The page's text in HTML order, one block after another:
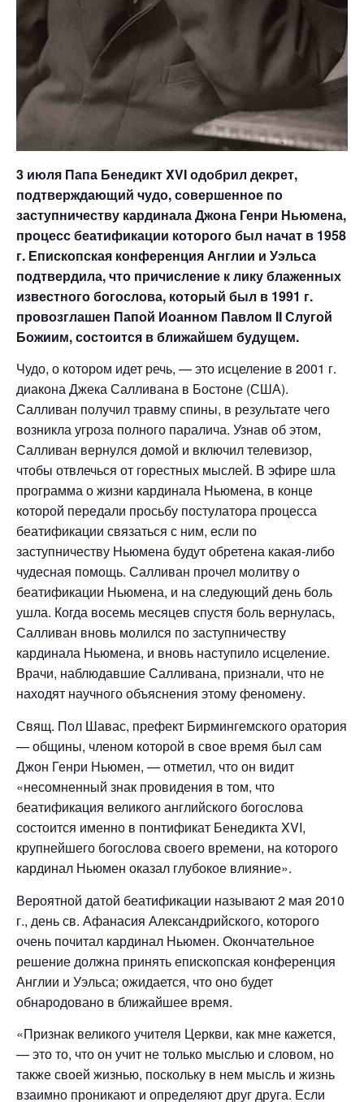
3 июля Папа Бенедикт XVI одобрил декрет,
подтверждающий чудо, совершенное по
заступничеству кардинала Джона Генри Ньюмена,
процесс беатификации которого был начат в 1958
г. Епископская конференция Англии и Уэльса
подтвердила, что причисление к лику блаженных
известного богослова, который был в 1991 г.
провозглашен Папой Иоанном Павлом II Слугой
Божиим, состоится в ближайшем будущем.
Чудо, о котором идет речь, — это исцеление в 2001 г.
диакона Джека Салливана в Бостоне (США).
Салливан получил травму спины, в результате чего
возникла угроза полного паралича. Узнав об этом,
Салливан вернулся домой и включил телевизор,
чтобы отвлечься от горестных мыслей. В эфире шла
программа о жизни кардинала Ньюмена, в конце
которой передали просьбу постулатора процесса
беатификации связаться с ним, если по
заступничеству Ньюмена будут обретена какая-либо
чудесная помощь. Салливан прочел молитву о
беатификации Ньюмена, и на следующий день боль
ушла. Когда восемь месяцев спустя боль вернулась,
Салливан вновь молился по заступничеству
кардинала Ньюмена, и вновь наступило исцеление.
Врачи, наблюдавшие Салливана, признали, что не
находят научного объяснения этому феномену.
Свящ. Пол Шавас, префект Бирмингемского оратория
— общины, членом которой в свое время был сам
Джон Генри Ньюмен, — отметил, что он видит
«несомненный знак провидения в том, что
беатификация великого английского богослова
состоится именно в понтификат Бенедикта XVI,
крупнейшего богослова своего времени, на которого
кардинал Ньюмен оказал глубокое влияние».
Вероятной датой беатификации называют 2 мая 2010
г., день св. Афанасия Александрийского, которого
очень почитал кардинал Ньюмен. Окончательное
решение должна принять епископская конференция
Англии и Уэльса; ожидается, что оно будет
обнародовано в ближайшее время.
«Признак великого учителя Церкви, как мне кажется,
— это то, что он учит не только мыслью и словом, но
также своей жизнью, поскольку в нем мысль и жизнь
взаимно проникают и определяют друг друга. Если